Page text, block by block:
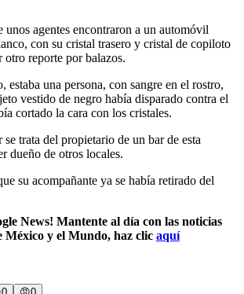
unos agentes encontraron a un automóvil
con su cristal trasero y cristal de copiloto
otro reporte por balazos.
estaba una persona, con sangre en el rostro,
vestido de negro había disparado contra el
cortado la cara con los cristales.
trata del propietario de un bar de esta
dueño de otros locales.
su acompañante ya se había retirado del
News! Mantente al día con las noticias
México y el Mundo, haz clic aquí